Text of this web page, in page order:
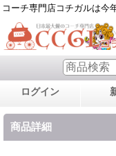
コーチ専門店コチガルは今
ログイン
商品詳細